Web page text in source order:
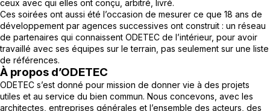
ceux avec qui elles ont conçu, arbitré, livré.
Ces soirées ont aussi été l’occasion de mesurer ce que 18 ans de
développement par agences successives ont construit : un réseau
de partenaires qui connaissent ODETEC de l’intérieur, pour avoir
travaillé avec ses équipes sur le terrain, pas seulement sur une liste
de références.
À propos d’ODETEC
ODETEC s’est donné pour mission de donner vie à des projets
utiles et au service du bien commun. Nous concevons, avec les
architectes, entreprises générales et l’ensemble des acteurs, des